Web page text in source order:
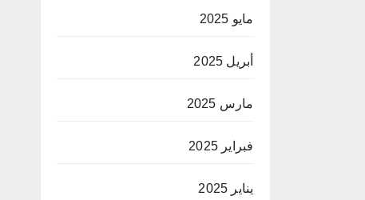
مايو 2025
أبريل 2025
مارس 2025
فبراير 2025
يناير 2025